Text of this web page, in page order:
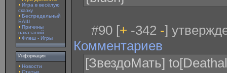
Игра в весёлую
сказку
Беспредельный
БАШ
Причины
наказаний
Флеш - Игры
Информация
Новости
Статьи
#90 [+ -342 -]
Комментариев
[ЗвездоМать]